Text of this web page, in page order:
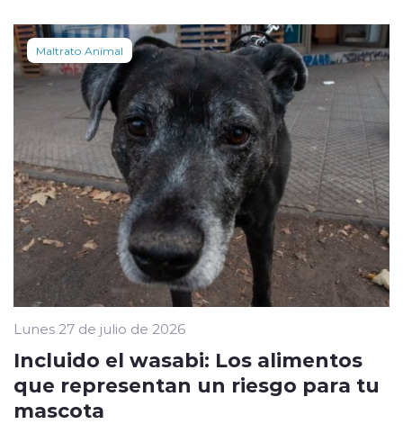
Maltrato Animal
Lunes 27 de julio de 2026
Incluido el wasabi: Los alimentos
que representan un riesgo para tu
mascota